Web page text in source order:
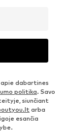
apie dabartines
politika. Savo
siunčiant
arba
esančia